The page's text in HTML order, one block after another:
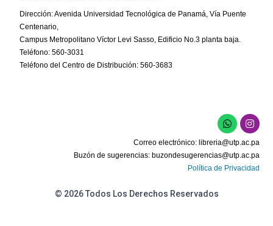
Dirección: Avenida Universidad Tecnológica de Panamá, Vía Puente
Centenario,
Campus Metropolitano Víctor Levi Sasso, Edificio No.3 planta baja.
Teléfono: 560-3031
Teléfono del Centro de Distribución: 560-3683
Correo electrónico: libreria@utp.ac.pa
Buzón de sugerencias: buzondesugerencias@utp.ac.pa
Política de Privacidad
© 2026 Todos Los Derechos Reservados